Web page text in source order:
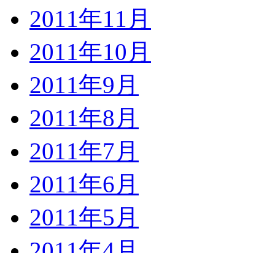
2011年11月
2011年10月
2011年9月
2011年8月
2011年7月
2011年6月
2011年5月